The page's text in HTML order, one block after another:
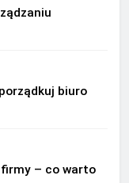
biuro
firmy – co warto